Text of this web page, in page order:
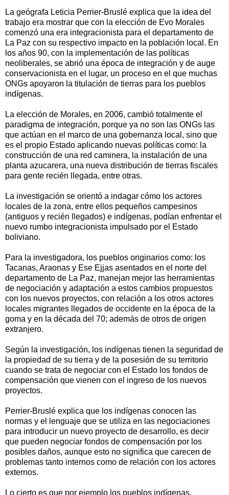
La geógrafa Leticia Perrier-Bruslé explica que la idea del
trabajo era mostrar que con la elección de Evo Morales
comenzó una era integracionista para el departamento de
La Paz con su respectivo impacto en la población local. En
los años 90, con la implementación de las políticas
neoliberales, se abrió una época de integración y de auge
conservacionista en el lugar, un proceso en el que muchas
ONGs apoyaron la titulación de tierras para los pueblos
indígenas.
La elección de Morales, en 2006, cambió totalmente el
paradigma de integración, porque ya no son las ONGs las
que actúan en el marco de una gobernanza local, sino que
es el propio Estado aplicando nuevas políticas como: la
construcción de una red caminera, la instalación de una
planta azucarera, una nueva distribución de tierras fiscales
para gente recién llegada, entre otras.
La investigación se orientó a indagar cómo los actores
locales de la zona, entre ellos pequeños campesinos
(antiguos y recién llegados) e indígenas, podían enfrentar el
nuevo rumbo integracionista impulsado por el Estado
boliviano.
Para la investigadora, los pueblos originarios como: los
Tacanas, Araonas y Ese Ejjas asentados en el norte del
departamento de La Paz, manejan mejor las herramientas
de negociación y adaptación a estos cambios propuestos
con los nuevos proyectos, con relación a los otros actores
locales migrantes llegados de occidente en la época de la
goma y en la década del 70; además de otros de origen
extranjero.
Según la investigación, los indígenas tienen la seguridad de
la propiedad de su tierra y de la posesión de su territorio
cuando se trata de negociar con el Estado los fondos de
compensación que vienen con el ingreso de los nuevos
proyectos.
Perrier-Bruslé explica que los indígenas conocen las
normas y el lenguaje que se utiliza en las negociaciones
para introducir un nuevo proyecto de desarrollo, es decir
que pueden negociar fondos de compensación por los
posibles daños, aunque esto no significa que carecen de
problemas tanto internos como de relación con los actores
externos.
Lo cierto es que por ejemplo los pueblos indígenas,